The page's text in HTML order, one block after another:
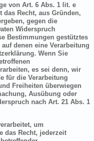
von Art. 6 Abs. 1 lit. e
das Recht, aus Gründen,
gegen die
Widerspruch
Bestimmungen gestütztes
denen eine Verarbeitung
Wenn Sie
es sei denn, wir
für die Verarbeitung
Freiheiten überwiegen
Ausübung oder
nach Art. 21 Abs. 1
um
das Recht, jederzeit